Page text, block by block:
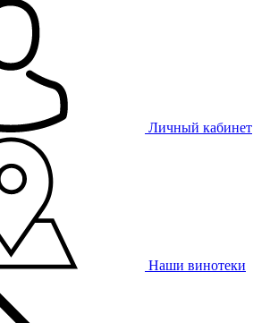
Личный кабинет
Наши винотеки